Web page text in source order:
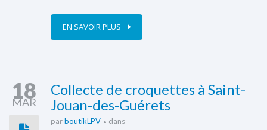
EN SAVOIR PLUS
18
MAR
Collecte de croquettes à Saint-
Jouan-des-Guérets
parboutikLPV dans